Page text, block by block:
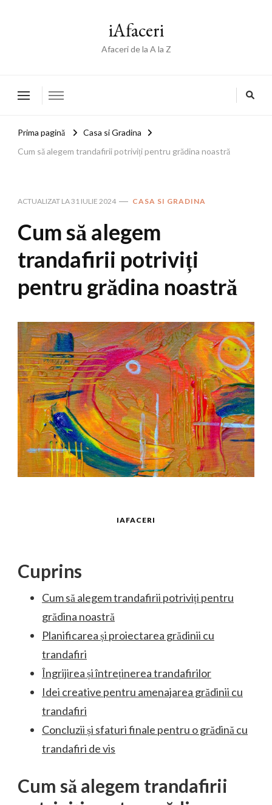
iAfaceri
Afaceri de la A la Z
Prima pagină
Casa si Gradina
Cum să alegem trandafirii potriviți pentru grădina noastră
ACTUALIZAT LA31 IULIE 2024 CASA SI GRADINA
Cum să alegem
trandafirii potriviți
pentru grădina noastră
IAFACERI
Cuprins
Cum să alegem trandafirii potriviți pentru
grădina noastră
Planificarea și proiectarea grădinii cu
trandafiri
Îngrijirea și întreținerea trandafirilor
Idei creative pentru amenajarea grădinii cu
trandafiri
Concluzii și sfaturi finale pentru o grădină cu
trandafiri de vis
Cum să alegem trandafirii